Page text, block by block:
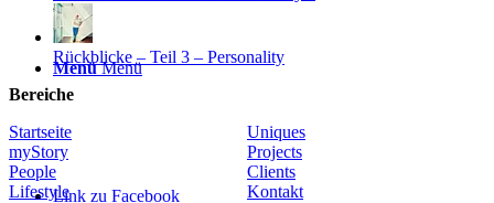
Menü Menü
Link zu Facebook
Rückblicke – Teil 3 – Personality
Bereiche
Startseite
myStory
People
Lifestyle
Uniques
Projects
Clients
Kontakt